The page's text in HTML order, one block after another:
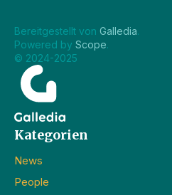
Bereitgestellt von Galledia.
Powered by Scope.
© 2024-2025
Kategorien
News
People